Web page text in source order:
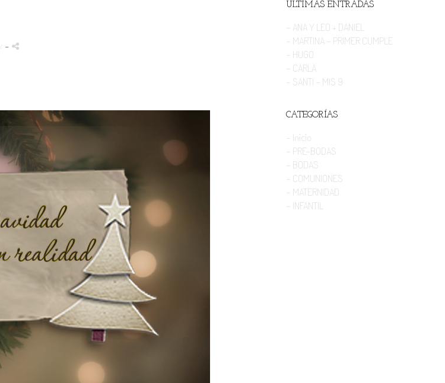
-
ÚLTIMAS ENTRADAS
- ANA Y LEO + DANIEL
- MARTINA - PRIMER CUMPLE
- HUGO
- CARLA
- SANTI - MIS 9
CATEGORÍAS
- Inicio
- PRE-BODAS
- BODAS
- COMUNIONES
- MATERNIDAD
- INFANTIL